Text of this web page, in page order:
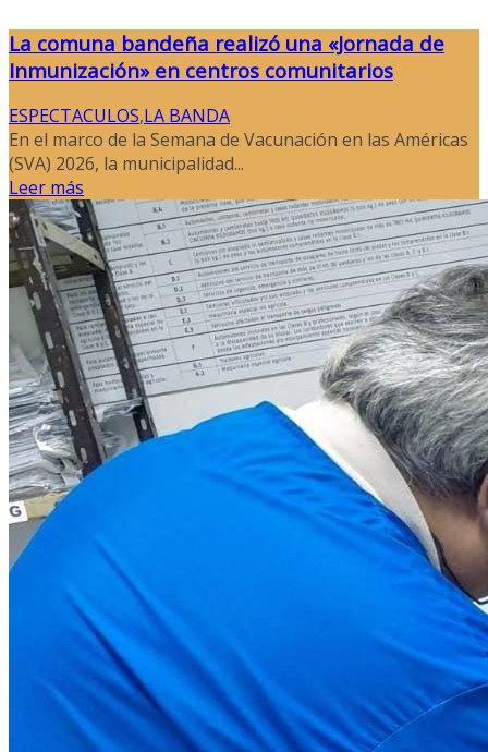
La comuna bandeña realizó una «Jornada de
Inmunización» en centros comunitarios
ESPECTACULOS,LA BANDA
En el marco de la Semana de Vacunación en las Américas
(SVA) 2026, la municipalidad...
Leer más